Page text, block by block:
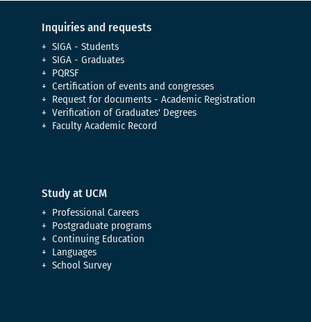
Inquiries and requests
SIGA - Students
SIGA - Graduates
PQRSF
Certification of events and congresses
Request for documents - Academic Registration
Verification of Graduates' Degrees
Faculty Academic Record
Study at UCM
Professional Careers
Postgraduate programs
Continuing Education
Languages
School Survey